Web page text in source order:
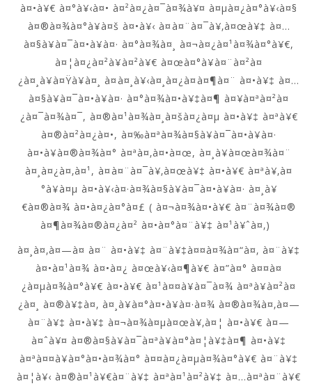
à¤•à¥€ à¤°à¥‹à¤• à¤²à¤¿à¤¯à¤¾à¥¤ à¤µà¤¿à¤°à¥‹à¤§
à¤®à¤¾à¤°à¥à¤š à¤•à¥‹ à¤à¤¨à¤¯à¥‚à¤œà¥‡ à¤…
à¤§à¥à¤¯à¤•à¥à¤· à¤°à¤¾à¤¸ à¤¬à¤¿à¤¹à¤¾à¤°à¥€,
à¤¦à¤¿à¤²à¥à¤²à¥€ à¤œà¤°à¥à¤¨à¤²à¤
¿à¤¸à¥à¤Ÿà¥à¤¸ à¤à¤¸à¥‹à¤¸à¤¿à¤à¤¶à¤¨ à¤•à¥‡ à¤…
à¤§à¥à¤¯à¤•à¥à¤· à¤°à¤¾à¤•à¥‡à¤¶ à¤¥à¤ªà¤²à¤
¿à¤¯à¤¾à¤¯, à¤®à¤¹à¤¾à¤¸à¤šà¤¿à¤µ à¤•à¥‡ à¤ªà¥€
à¤®à¤²à¤¿à¤•, à¤‰à¤ªà¤¾à¤§à¥à¤¯à¤•à¥à¤·
à¤•à¥à¤®à¤¾à¤° à¤ªà¤‚à¤•à¤œ, à¤¸à¥à¤œà¤¾à¤¨
à¤¸à¤¿à¤‚à¤¹, à¤à¤¨à¤¯à¥‚à¤œà¥‡ à¤•à¥€ à¤ªà¥‚à¤
°à¥à¤µ à¤•à¥‹à¤·à¤¾à¤§à¥à¤¯à¤•à¥à¤· à¤¸à¥
€à¤®à¤¾ à¤•à¤¿à¤°à¤£ ( à¤¬à¤¾à¤•à¥€ à¤¨à¤¾à¤®
à¤¶à¤¾à¤®à¤¿à¤² à¤•à¤°à¤¨à¥‡ à¤¹à¥ˆà¤‚)
à¤¸à¤‚à¤—à¤ à¤¨ à¤•à¥‡ à¤¨à¥‡à¤¤à¤¾à¤“à¤‚ à¤¨à¥‡
à¤•à¤¹à¤¾ à¤•à¤¿ à¤œà¥‹à¤¶à¥€ à¤”à¤° à¤¤à¤
¿à¤µà¤¾à¤°à¥€ à¤•à¥€ à¤¹à¤¤à¥à¤¯à¤¾ à¤ªà¥à¤²à¤
¿à¤¸ à¤®à¥‡à¤‚ à¤¸à¥à¤°à¤•à¥à¤·à¤¾ à¤®à¤¾à¤‚à¤—
à¤¨à¥‡ à¤•à¥‡ à¤¬à¤¾à¤µà¤œà¥‚à¤¦ à¤•à¥€ à¤—
à¤ˆà¥¤ à¤®à¤§à¥à¤¯à¤ªà¥à¤°à¤¦à¥‡à¤¶ à¤•à¥‡
à¤ªà¤¤à¥à¤°à¤•à¤¾à¤° à¤¤à¤¿à¤µà¤¾à¤°à¥€ à¤¨à¥‡
à¤¦à¥‹ à¤®à¤¹à¥€à¤¨à¥‡ à¤ªà¤¹à¤²à¥‡ à¤…à¤ªà¤¨à¥€